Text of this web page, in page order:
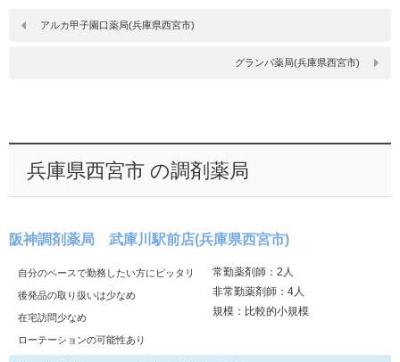
アルカ甲子園口薬局(兵庫県西宮市)
グランパ薬局(兵庫県西宮市)
兵庫県西宮市 の調剤薬局
阪神調剤薬局 武庫川駅前店(兵庫県西宮市)
自分のペースで勤務したい方にピッタリ
後発品の取り扱いは少なめ
在宅訪問少なめ
ローテーションの可能性あり
常勤薬剤師：2人
非常勤薬剤師：4人
規模：比較的小規模